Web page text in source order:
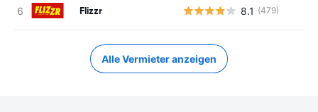
Flizzr 8.1 (479)
Alle Vermieter anzeigen